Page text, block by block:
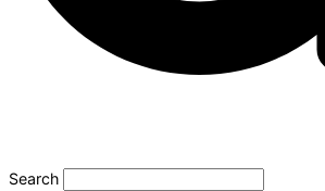
Search